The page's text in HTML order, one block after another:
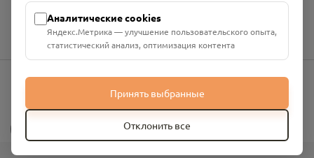
Кор. счёт: 30101810200000000593
info@pomnim.online
Аналитические cookies
Яндекс.Метрика — улучшение пользовательского опыта,
статистический анализ, оптимизация контента
Принять выбранные
Отклонить все